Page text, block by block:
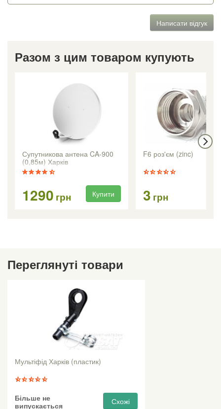
Написати відгук
Разом з цим товаром купують
Супутникова антена CA-900
(0,85м) Харків
1290 грн Купити
F6 роз'єм (zinc)
3 грн
Переглянуті товари
Мультіфід Харків (пластик)
Більше не
випускається
Схожі